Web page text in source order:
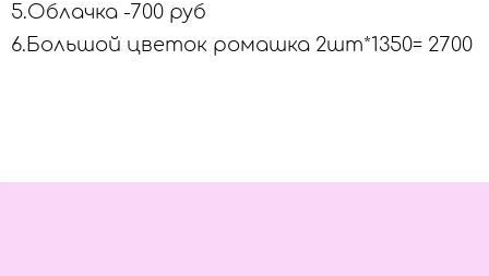
5.Облачка -700 руб
6.Большой цветок ромашка 2шт*1350= 2700